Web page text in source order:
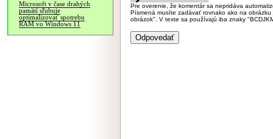
Microsoft v čase drahých
pamätí sľubuje
optimalizovať spotrebu
RAM vo Windows 11
Pre overenie, že komentár sa nepridáva
Písmená musíte zadávať rovnako ako na
obrázok". V texte sa používajú iba znaky